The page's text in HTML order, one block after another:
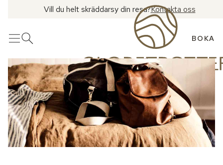
Vill du helt skräddarsy din resa?Kontakta oss
MenyÖppna sök BOKA